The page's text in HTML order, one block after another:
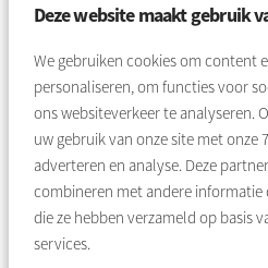
Deze website maakt gebruik
We gebruiken cookies om content
personaliseren, om functies voor
ons websiteverkeer te analyseren.
uw gebruik van onze site met onze7
adverteren en analyse. Deze
combineren met andere informatie
die ze hebben verzameld op basis
services.
Koken voor de buren
Inmiddels woont mevrouw
nieuwe woning. “Het huis, het
Geweldig! Alleen gaan buren hier
gewend ben. In de
staan mensen voor elkaar klaar
moeizamer. Maar ik heb het idee
voor buren. Aan mijn keukentafel